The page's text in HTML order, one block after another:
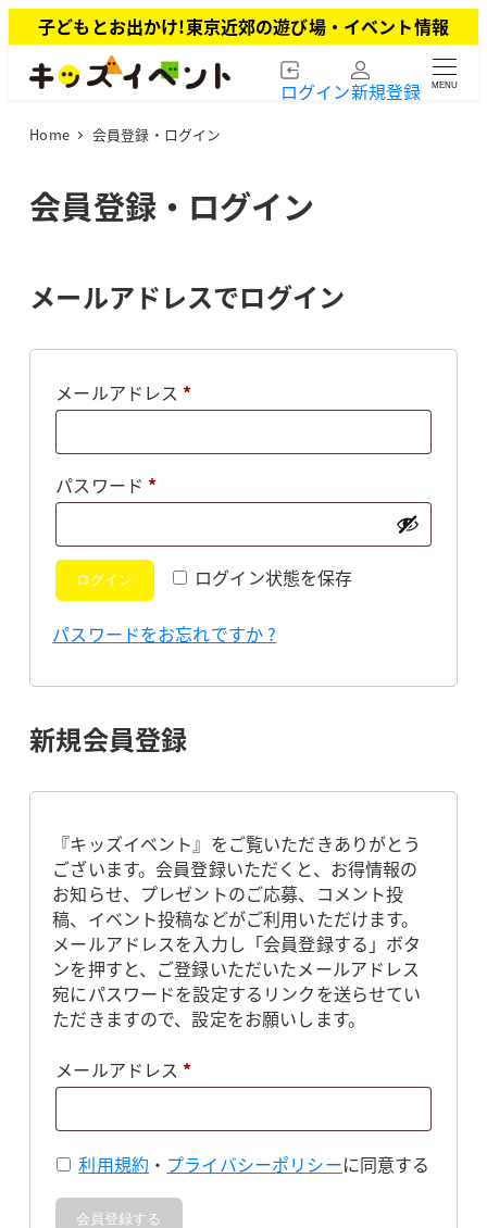
イ
子どもとお出かけ!東京近郊の遊び場・イベント情報
ログイン新規登録 MENU
Home 会員登録・ログイン
会員登録・ログイン
メールアドレスでログイン
メールアドレス *必
パスワード *必
ログイン状態を保存
ログイン
パスワードをお忘れですか ?
新規会員登録
『キッズイベント』をご覧いただきありがとう
ございます。会員登録いただくと、お得情報の
お知らせ、プレゼントのご応募、コメント投
稿、イベント投稿などがご利用いただけます。
メールアドレスを入力し「会員登録する」ボタ
ンを押すと、ご登録いただいたメールアドレス
宛にパスワードを設定するリンクを送らせてい
ただきますので、設定をお願いします。
メールアドレス *必
利用規約 ・ プライバシーポリシーに同意する
会員登録する